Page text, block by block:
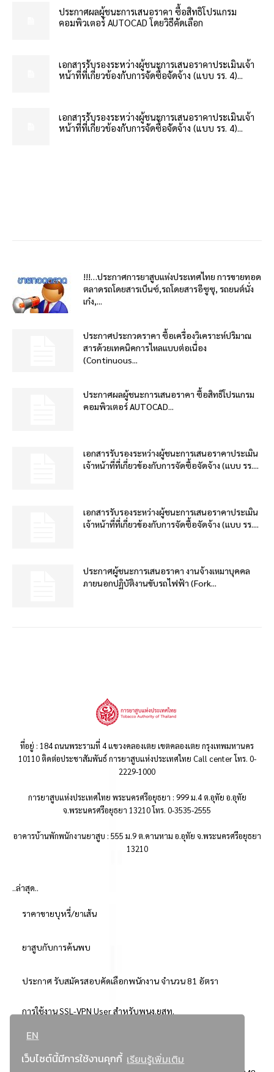
EN
เว็บไซต์นี้มีการใช้งานคุกกี้ เรียนรู้เพิ่มเติม
ประกาศผลผู้ชนะการเสนอราคา ซื้อสิทธิโปรแกรม
คอมพิวเตอร์ AUTOCAD โดยวิธีคัดเลือก
เอกสารรับรองระหว่างผู้ชนะการเสนอราคาประเมินเจ้า
หน้าที่ที่เกี่ยวข้องกับการจัดซื้อจัดจ้าง (แบบ รร. 4)...
เอกสารรับรองระหว่างผู้ชนะการเสนอราคาประเมินเจ้า
หน้าที่ที่เกี่ยวข้องกับการจัดซื้อจัดจ้าง (แบบ รร. 4)...
!!!…ประกาศการยาสูบแห่งประเทศไทย การขายทอด
ตลาดรถโดยสารเบ็นซ์,รถโดยสารอีซูซุ, รถยนต์นั่ง
เก๋ง,...
ประกาศประกวดราคา ซื้อเครื่องวิเคราะห์ปริมาณ
สารด้วยเทคนิคการไหลแบบต่อเนื่อง
(Continuous...
ประกาศผลผู้ชนะการเสนอราคา ซื้อสิทธิโปรแกรม
คอมพิวเตอร์ AUTOCAD...
เอกสารรับรองระหว่างผู้ชนะการเสนอราคาประเมิน
เจ้าหน้าที่ที่เกี่ยวข้องกับการจัดซื้อจัดจ้าง (แบบ รร....
เอกสารรับรองระหว่างผู้ชนะการเสนอราคาประเมิน
เจ้าหน้าที่ที่เกี่ยวข้องกับการจัดซื้อจัดจ้าง (แบบ รร....
ประกาศผู้ชนะการเสนอราคา งานจ้างเหมาบุคคล
ภายนอกปฏิบัติงานขับรถไฟฟ้า (Fork...
ที่อยู่ : 184 ถนนพระรามที่ 4 แขวงคลองเตย เขตคลองเตย กรุงเทพมหานคร
10110 ติดต่อประชาสัมพันธ์ การยาสูบแห่งประเทศไทย Call center โทร. 0-
2229-1000
การยาสูบแห่งประเทศไทย พระนครศรีอยุธยา : 999 ม.4 ต.อุทัย อ.อุทัย
จ.พระนครศรีอยุธยา 13210 โทร. 0-3535-2555
อาคารบ้านพักพนักงานยาสูบ : 555 ม.9 ต.คานหาม อ.อุทัย จ.พระนครศรีอยุธยา
13210
..ล่าสุด..
ราคาขายบุหรี่/ยาเส้น
ยาสูบกับการค้นพบ
ประกาศ รับสมัครสอบคัดเลือกพนักงาน จำนวน 81 อัตรา
การใช้งาน SSL-VPN User สำหรับพนง.ยสท.
..ยอดนิยม..